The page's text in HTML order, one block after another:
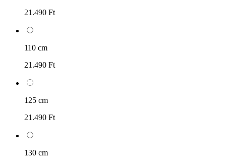
21.490 Ft
110 cm
21.490 Ft
125 cm
21.490 Ft
130 cm